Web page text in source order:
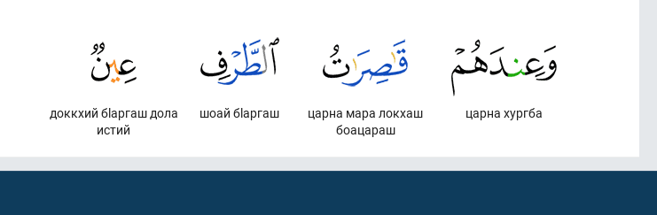
царна хургба
царна мара локхаш
боацараш
шоай бlаргаш
доккхий бlаргаш дола
истий